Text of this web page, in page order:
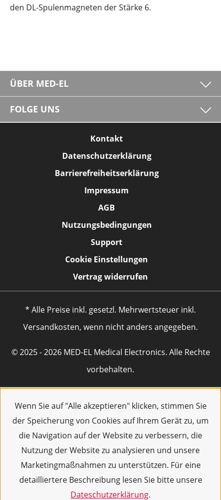
Wenn Sie auf "Alle akzeptieren" klicken, stimmen Sie
der Speicherung von Cookies auf Ihrem Gerät zu, um
die Navigation auf der Website zu verbessern, die
Nutzung der Website zu analysieren und unsere
Marketingmaßnahmen zu unterstützen. Für eine
detailliertere Beschreibung lesen Sie bitte unsere
Dateschutzerklärung.
den DL-Spulenmagneten der Stärke 6.
ÜBER MED-EL
FOLGE UNS
Kontakt
Datenschutzerklärung
Barrierefreiheitserklärung
Impressum
AGB
Nutzungsbedingungen
Support
Cookie Einstellungen
Vertrag widerrufen
* Alle Preise inkl. gesetzl. Mehrwertsteuer inkl.
Versandkosten, wenn nicht anders angegeben.
© 2025 - 2026 MED-EL Medical Electronics. Alle Rechte
vorbehalten.